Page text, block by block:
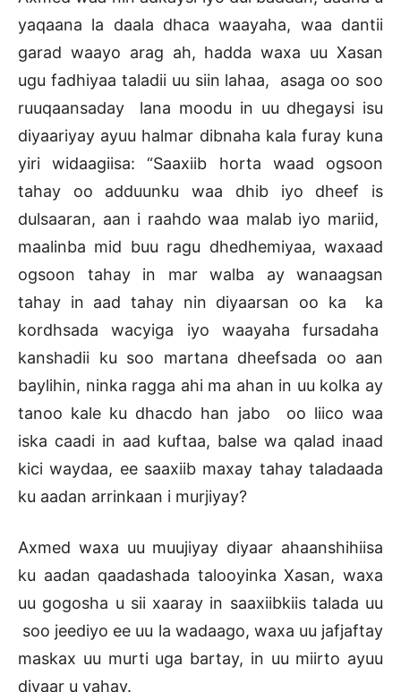
yaqaana la daala dhaca waayaha, waa dantii
garad waayo arag ah, hadda waxa uu Xasan
ugu fadhiyaa taladii uu siin lahaa, asaga oo soo
ruuqaansaday lana moodu in uu dhegaysi isu
diyaariyay ayuu halmar dibnaha kala furay kuna
yiri widaagiisa: “Saaxiib horta waad ogsoon
tahay oo adduunku waa dhib iyo dheef is
dulsaaran, aan i raahdo waa malab iyo mariid,
maalinba mid buu ragu dhedhemiyaa, waxaad
ogsoon tahay in mar walba ay wanaagsan
tahay in aad tahay nin diyaarsan oo ka ka
kordhsada wacyiga iyo waayaha fursadaha
kanshadii ku soo martana dheefsada oo aan
baylihin, ninka ragga ahi ma ahan in uu kolka ay
tanoo kale ku dhacdo han jabo oo liico waa
iska caadi in aad kuftaa, balse wa qalad inaad
kici waydaa, ee saaxiib maxay tahay taladaada
ku aadan arrinkaan i murjiyay?
Axmed waxa uu muujiyay diyaar ahaanshihiisa
ku aadan qaadashada talooyinka Xasan, waxa
uu gogosha u sii xaaray in saaxiibkiis talada uu
soo jeediyo ee uu la wadaago, waxa uu jafjaftay
maskax uu murti uga bartay, in uu miirto ayuu
diyaar u yahay.